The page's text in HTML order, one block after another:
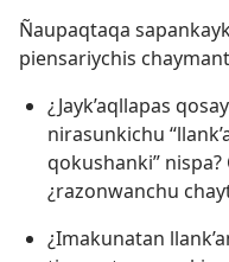
Ñaupaqtaqa
piensariychis
¿Jayk’aqllapas
nirasunkichu
qokushanki”
¿razonwanchu
¿Imakunatan